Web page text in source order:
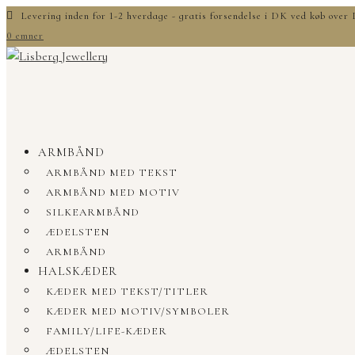
Levering inden for 1-2 hverdage - gratis forsendelse i DK ved køb
0 emner
ARMBÅND
ARMBÅND MED TEKST
ARMBÅND MED MOTIV
SILKEARMBÅND
ÆDELSTEN
ARMBÅND
HALSKÆDER
KÆDER MED TEKST/TITLER
KÆDER MED MOTIV/SYMBOLER
FAMILY/LIFE-KÆDER
ÆDELSTEN